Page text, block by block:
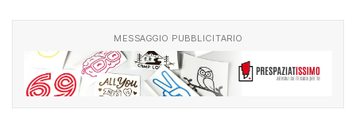
MESSAGGIO PUBBLICITARIO